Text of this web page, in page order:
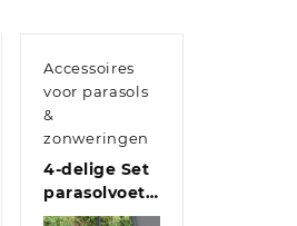
Accessoires
voor parasols
&
zonweringen
4-delige Set
parasolvoeten
voor